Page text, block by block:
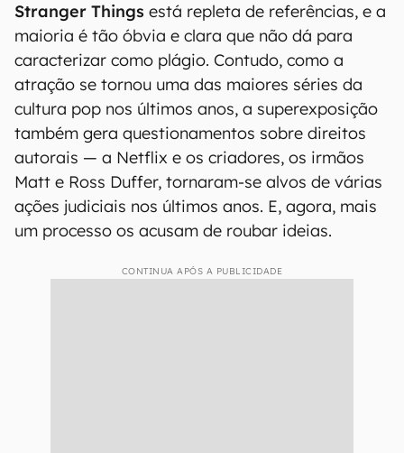
Stranger Things está repleta de referências, e a
maioria é tão óbvia e clara que não dá para
caracterizar como plágio. Contudo, como a
atração se tornou uma das maiores séries da
cultura pop nos últimos anos, a superexposição
também gera questionamentos sobre direitos
autorais — a Netflix e os criadores, os irmãos
Matt e Ross Duffer, tornaram-se alvos de várias
ações judiciais nos últimos anos. E, agora, mais
um processo os acusam de roubar ideias.
CONTINUA APÓS A PUBLICIDADE